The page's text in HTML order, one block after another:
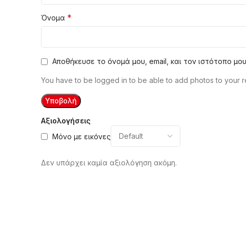
Αξιολογήσεις
Μόνο με εικόνες
Δεν υπάρχει καμία αξιολόγηση ακόμη.
Όνομα *
Αποθήκευσε το όνομά μου, email, και τον ιστότοπο
You have to be logged in to be able to add photos to your